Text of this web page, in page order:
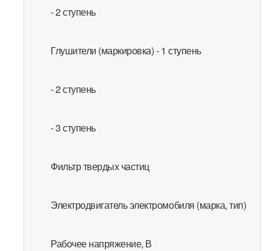
- 2 ступень
Глушители (маркировка) - 1 ступень
- 2 ступень
- 3 ступень
Фильтр твердых частиц
Электродвигатель электромобиля (марка, тип)
Рабочее напряжение, В